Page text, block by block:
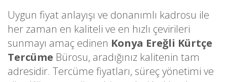
Uygun fiyat anlayışı ve donanımlı kadrosu ile
her zaman en kaliteli ve en hızlı çevirileri
sunmayı amaç edinen Konya Ereğli Kürtçe
Tercüme Bürosu, aradığınız kalitenin tam
adresidir. Tercüme fiyatları, süreç yönetimi ve